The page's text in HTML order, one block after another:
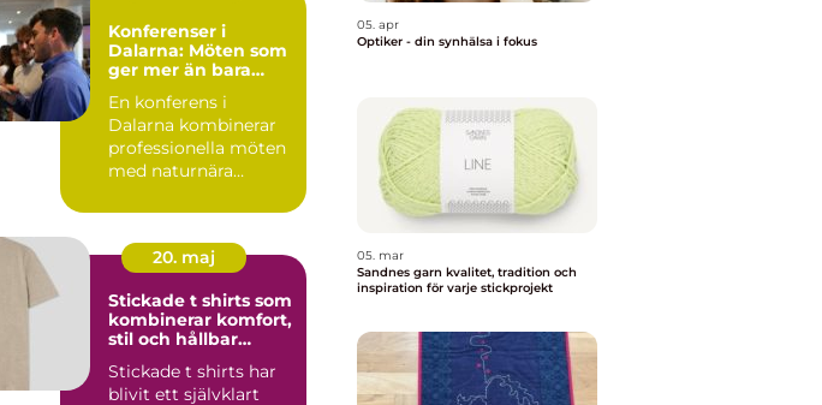
Konferenser i
Dalarna: Möten som
ger mer än bara
En konferens i
Dalarna kombinerar
professionella möten
med naturnära
20. maj
Stickade t shirts som
kombinerar komfort,
stil och hållbar
Stickade t shirts har
blivit ett självklart
05. apr
Optiker - din synhälsa i fokus
05. mar
Sandnes garn kvalitet, tradition och
inspiration för varje stickprojekt